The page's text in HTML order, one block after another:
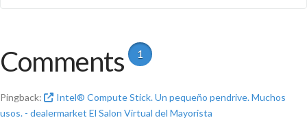
Comments 1
Pingback:
Intel® Compute Stick. Un pequeño pendrive. Muchos
usos. - dealermarket El Salon Virtual del Mayorista